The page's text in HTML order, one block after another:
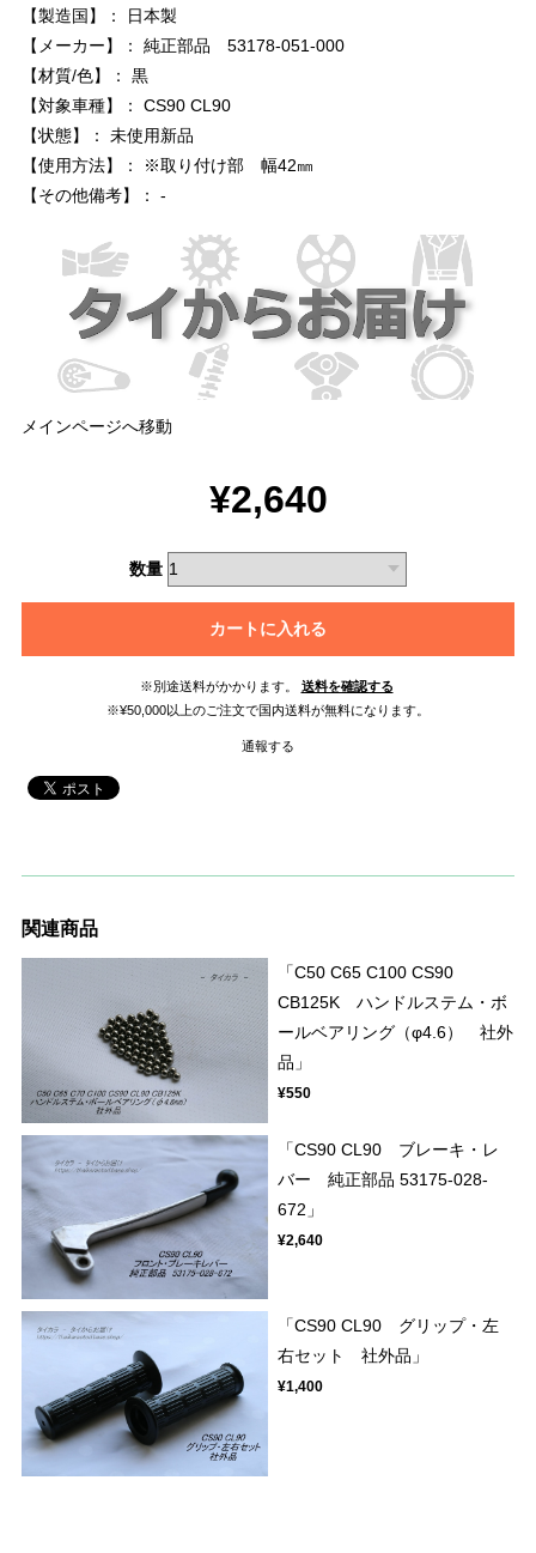
【製造国】： 日本製
【メーカー】： 純正部品 53178-051-000
【材質/色】： 黒
【対象車種】： CS90 CL90
【状態】： 未使用新品
【使用方法】： ※取り付け部 幅42㎜
【その他備考】： -
メインページへ移動
¥2,640
数量
カートに入れる
※別途送料がかかります。
送料を確認する
※¥50,000以上のご注文で国内送料が無料になります。
通報する
関連商品
「C50 C65 C100 CS90
CB125K ハンドルステム・ボ
ールベアリング（φ4.6） 社外
品」
¥550
「CS90 CL90 ブレーキ・レ
バー 純正部品 53175-028-
672」
¥2,640
「CS90 CL90 グリップ・左
右セット 社外品」
¥1,400